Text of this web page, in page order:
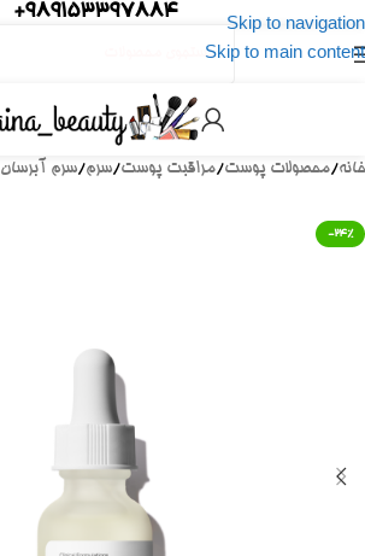
Skip to navigation
Skip to main content
989153397884+
خانه/محصولات پوست/مراقبت پوست/سرم/سرم آبرسان
-24%